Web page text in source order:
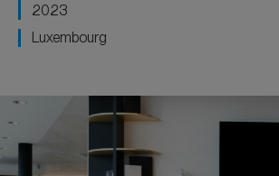
2023
Luxembourg